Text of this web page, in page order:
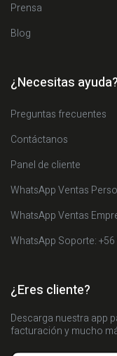
Prensa
Blog
¿Necesitas ayuda?
Preguntas frecuentes
Contáctanos
Panel de cliente
WhatsApp Ventas
WhatsApp Ventas
WhatsApp Soporte:
¿Eres cliente?
Descarga nuestra app
facturación y mucho